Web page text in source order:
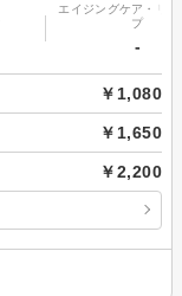
エイジングケア・リ
プ
-
￥1,080
￥1,650
￥2,200